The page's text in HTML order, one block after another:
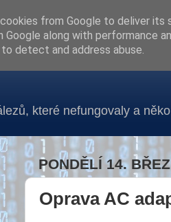
které nefungovaly a
PONDĚLÍ 14.
Oprava AC
from Google to deliver its
Google along with performance
detect and address abuse.